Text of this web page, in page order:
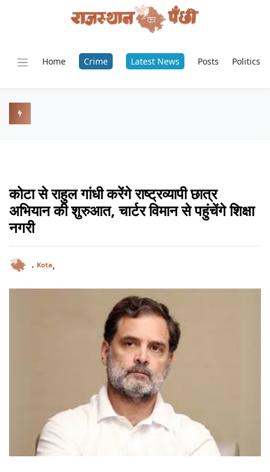
Home Crime Latest News Posts Politics
कोटा से राहुल गांधी करेंगे राष्ट्रव्यापी छात्र
अभियान की शुरुआत, चार्टर विमान से पहुंचेंगे शिक्षा
नगरी
, Kota,